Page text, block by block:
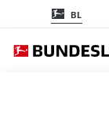
BL